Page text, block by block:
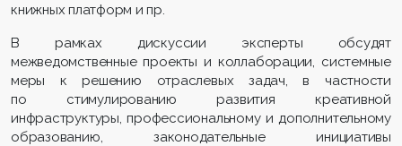
книжных платформ и пр.
В рамках дискуссии эксперты обсудят
межведомственные проекты и коллаборации, системные
меры к решению отраслевых задач, в частности
по стимулированию развития креативной
инфраструктуры, профессиональному и дополнительному
образованию, законодательные инициативы